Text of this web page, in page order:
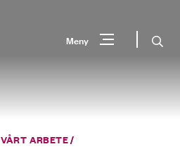
Meny Sök
VÅRT ARBETE/